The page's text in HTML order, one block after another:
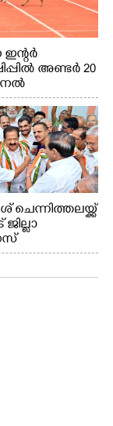
അണ്ടർ 20
കുറുകെ ഓടുന്ന
ചെന്നിത്തലയ്ക്ക്